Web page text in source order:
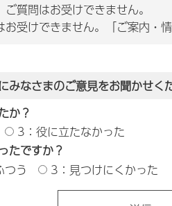
質問はお受けできません。
お受けできません。「ご案内
みなさまのご意見をお聞かせく
か？
3：役に立たなかった
たですか？
つう 3：見つけにくかった